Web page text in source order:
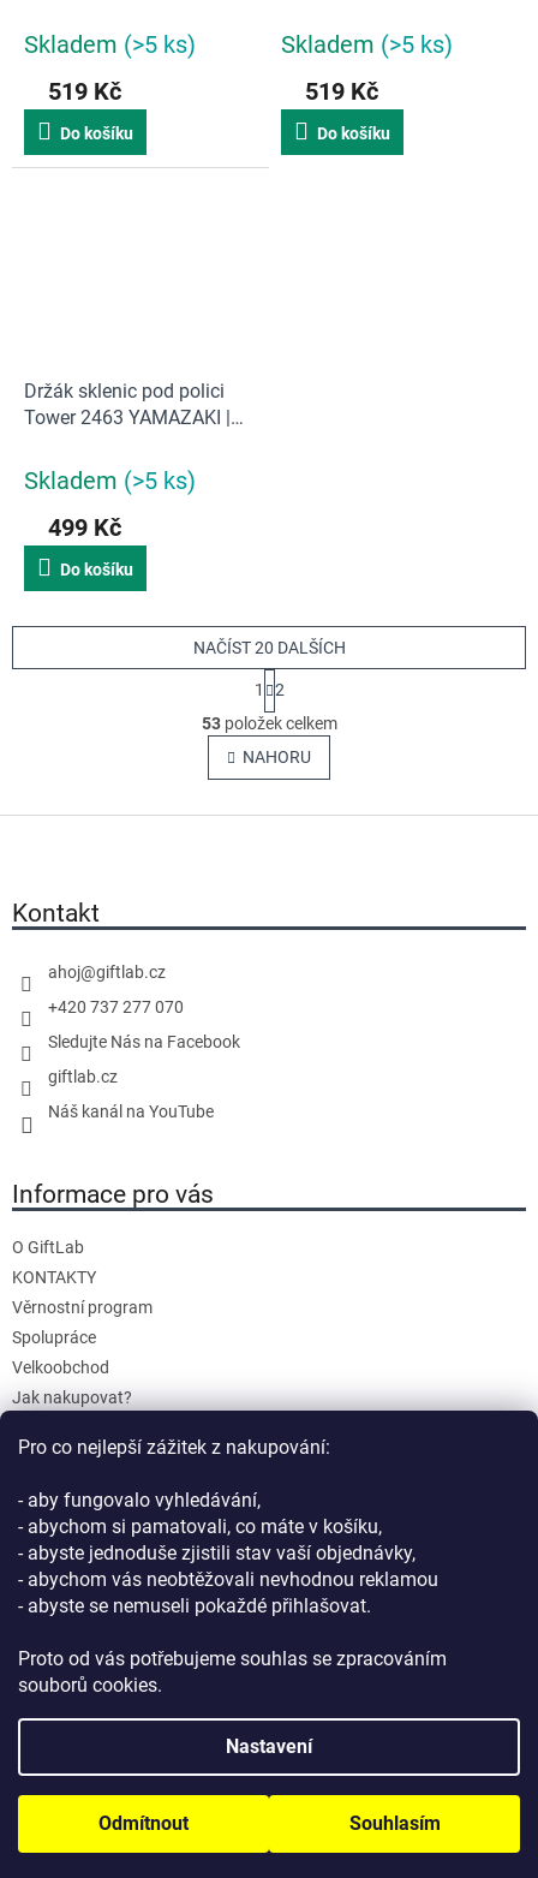
Pro co nejlepší zážitek z nakupování:
- aby fungovalo vyhledávání,
- abychom si pamatovali, co máte v košíku,
- abyste jednoduše zjistili stav vaší objednávky,
- abychom vás neobtěžovali nevhodnou reklamou
- abyste se nemuseli pokaždé přihlašovat.
Proto od vás potřebujeme souhlas se zpracováním
souborů cookies.
Nastavení
Odmítnout Souhlasím
Skladem (>5 ks)
519 Kč
Do košíku
Skladem (>5 ks)
519 Kč
Do košíku
Držák sklenic pod polici
Tower 2463 YAMAZAKI |
Skladem (>5 ks)
499 Kč
Do košíku
O
v
l
d
p
u
NAČÍST 20 DALŠÍCH
S
t
r
á
n
k
v
1
2
53položek celkem
NAHORU
Kontakt
ahoj@giftlab.cz
+420 737 277 070
Sledujte Nás na Facebook
giftlab.cz
Náš kanál na YouTube
Informace pro vás
O GiftLab
KONTAKTY
Věrnostní program
Spolupráce
Velkoobchod
Jak nakupovat?
Reklamace a Vrácení
Obchodní podmínky
Podmínky ochrany osobních údajů
. Všechna práva vyhrazena.